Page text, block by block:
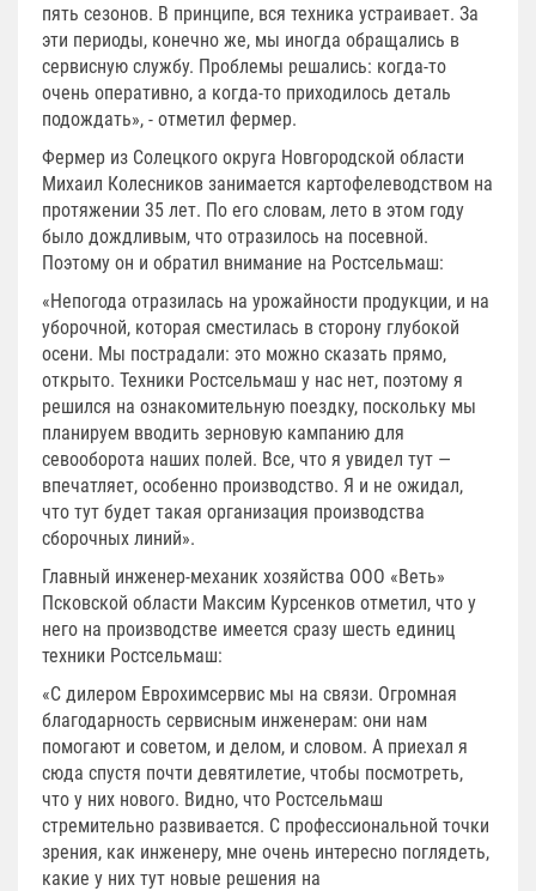
пять сезонов. В принципе, вся техника устраивает. За
эти периоды, конечно же, мы иногда обращались в
сервисную службу. Проблемы решались: когда-то
очень оперативно, а когда-то приходилось деталь
подождать», - отметил фермер.
Фермер из Солецкого округа Новгородской области
Михаил Колесников занимается картофелеводством на
протяжении 35 лет. По его словам, лето в этом году
было дождливым, что отразилось на посевной.
Поэтому он и обратил внимание на Ростсельмаш:
«Непогода отразилась на урожайности продукции, и на
уборочной, которая сместилась в сторону глубокой
осени. Мы пострадали: это можно сказать прямо,
открыто. Техники Ростсельмаш у нас нет, поэтому я
решился на ознакомительную поездку, поскольку мы
планируем вводить зерновую кампанию для
севооборота наших полей. Все, что я увидел тут —
впечатляет, особенно производство. Я и не ожидал,
что тут будет такая организация производства
сборочных линий».
Главный инженер-механик хозяйства ООО «Веть»
Псковской области Максим Курсенков отметил, что у
него на производстве имеется сразу шесть единиц
техники Ростсельмаш:
«С дилером Еврохимсервис мы на связи. Огромная
благодарность сервисным инженерам: они нам
помогают и советом, и делом, и словом. А приехал я
сюда спустя почти девятилетие, чтобы посмотреть,
что у них нового. Видно, что Ростсельмаш
стремительно развивается. С профессиональной точки
зрения, как инженеру, мне очень интересно поглядеть,
какие у них тут новые решения на